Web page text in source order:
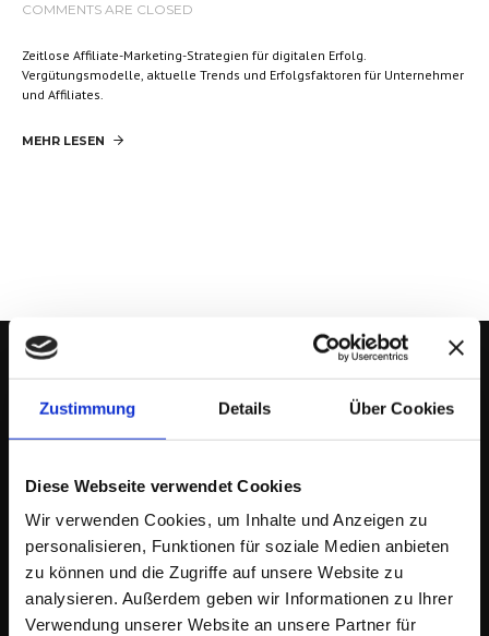
Zustimmung Details Über Cookies
Diese Webseite verwendet Cookies
Wir verwenden Cookies, um Inhalte und Anzeigen zu
personalisieren, Funktionen für soziale Medien anbieten
zu können und die Zugriffe auf unsere Website zu
analysieren. Außerdem geben wir Informationen zu Ihrer
Verwendung unserer Website an unsere Partner für
COMMENTS ARE CLOSED
Zeitlose Affiliate-Marketing-Strategien für digitalen Erfolg.
Vergütungsmodelle, aktuelle Trends und Erfolgsfaktoren für Unternehmer
und Affiliates.
MEHR LESEN
der Online Kommunikation und im Online-Marketing als
& Idengeber
bei der Entwicklung von Konzepten, Strategien und deren
Umsetzung. Zusätzlich biete ich dazu maßgeschneiderte
Dienstleistungen.
Einzelpersonen, EPU/KMU. Historisch bedingt bin ich
parallel auch als
Berater & Dienstleisterfür eine Auswahl